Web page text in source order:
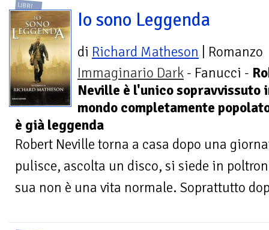
LIBRI
Io sono Leggenda
di Richard Matheson | Romanzo
Immaginario Dark - Fanucci -
Neville è l'unico sopravvissuto
mondo completamente
è già leggenda
Robert Neville torna a casa dopo una
pulisce, ascolta un disco, si siede in
sua non è una vita normale. Soprattutto